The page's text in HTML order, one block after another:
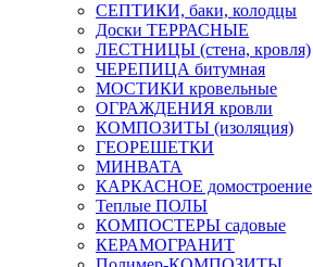
СЕПТИКИ, баки, колодцы
Доски ТЕРРАСНЫЕ
ЛЕСТНИЦЫ (стена, кровля)
ЧЕРЕПИЦА битумная
МОСТИКИ кровельные
ОГРАЖДЕНИЯ кровли
КОМПОЗИТЫ (изоляция)
ГЕОРЕШЕТКИ
МИНВАТА
КАРКАСНОЕ домостроение
Теплые ПОЛЫ
КОМПОСТЕРЫ садовые
КЕРАМОГРАНИТ